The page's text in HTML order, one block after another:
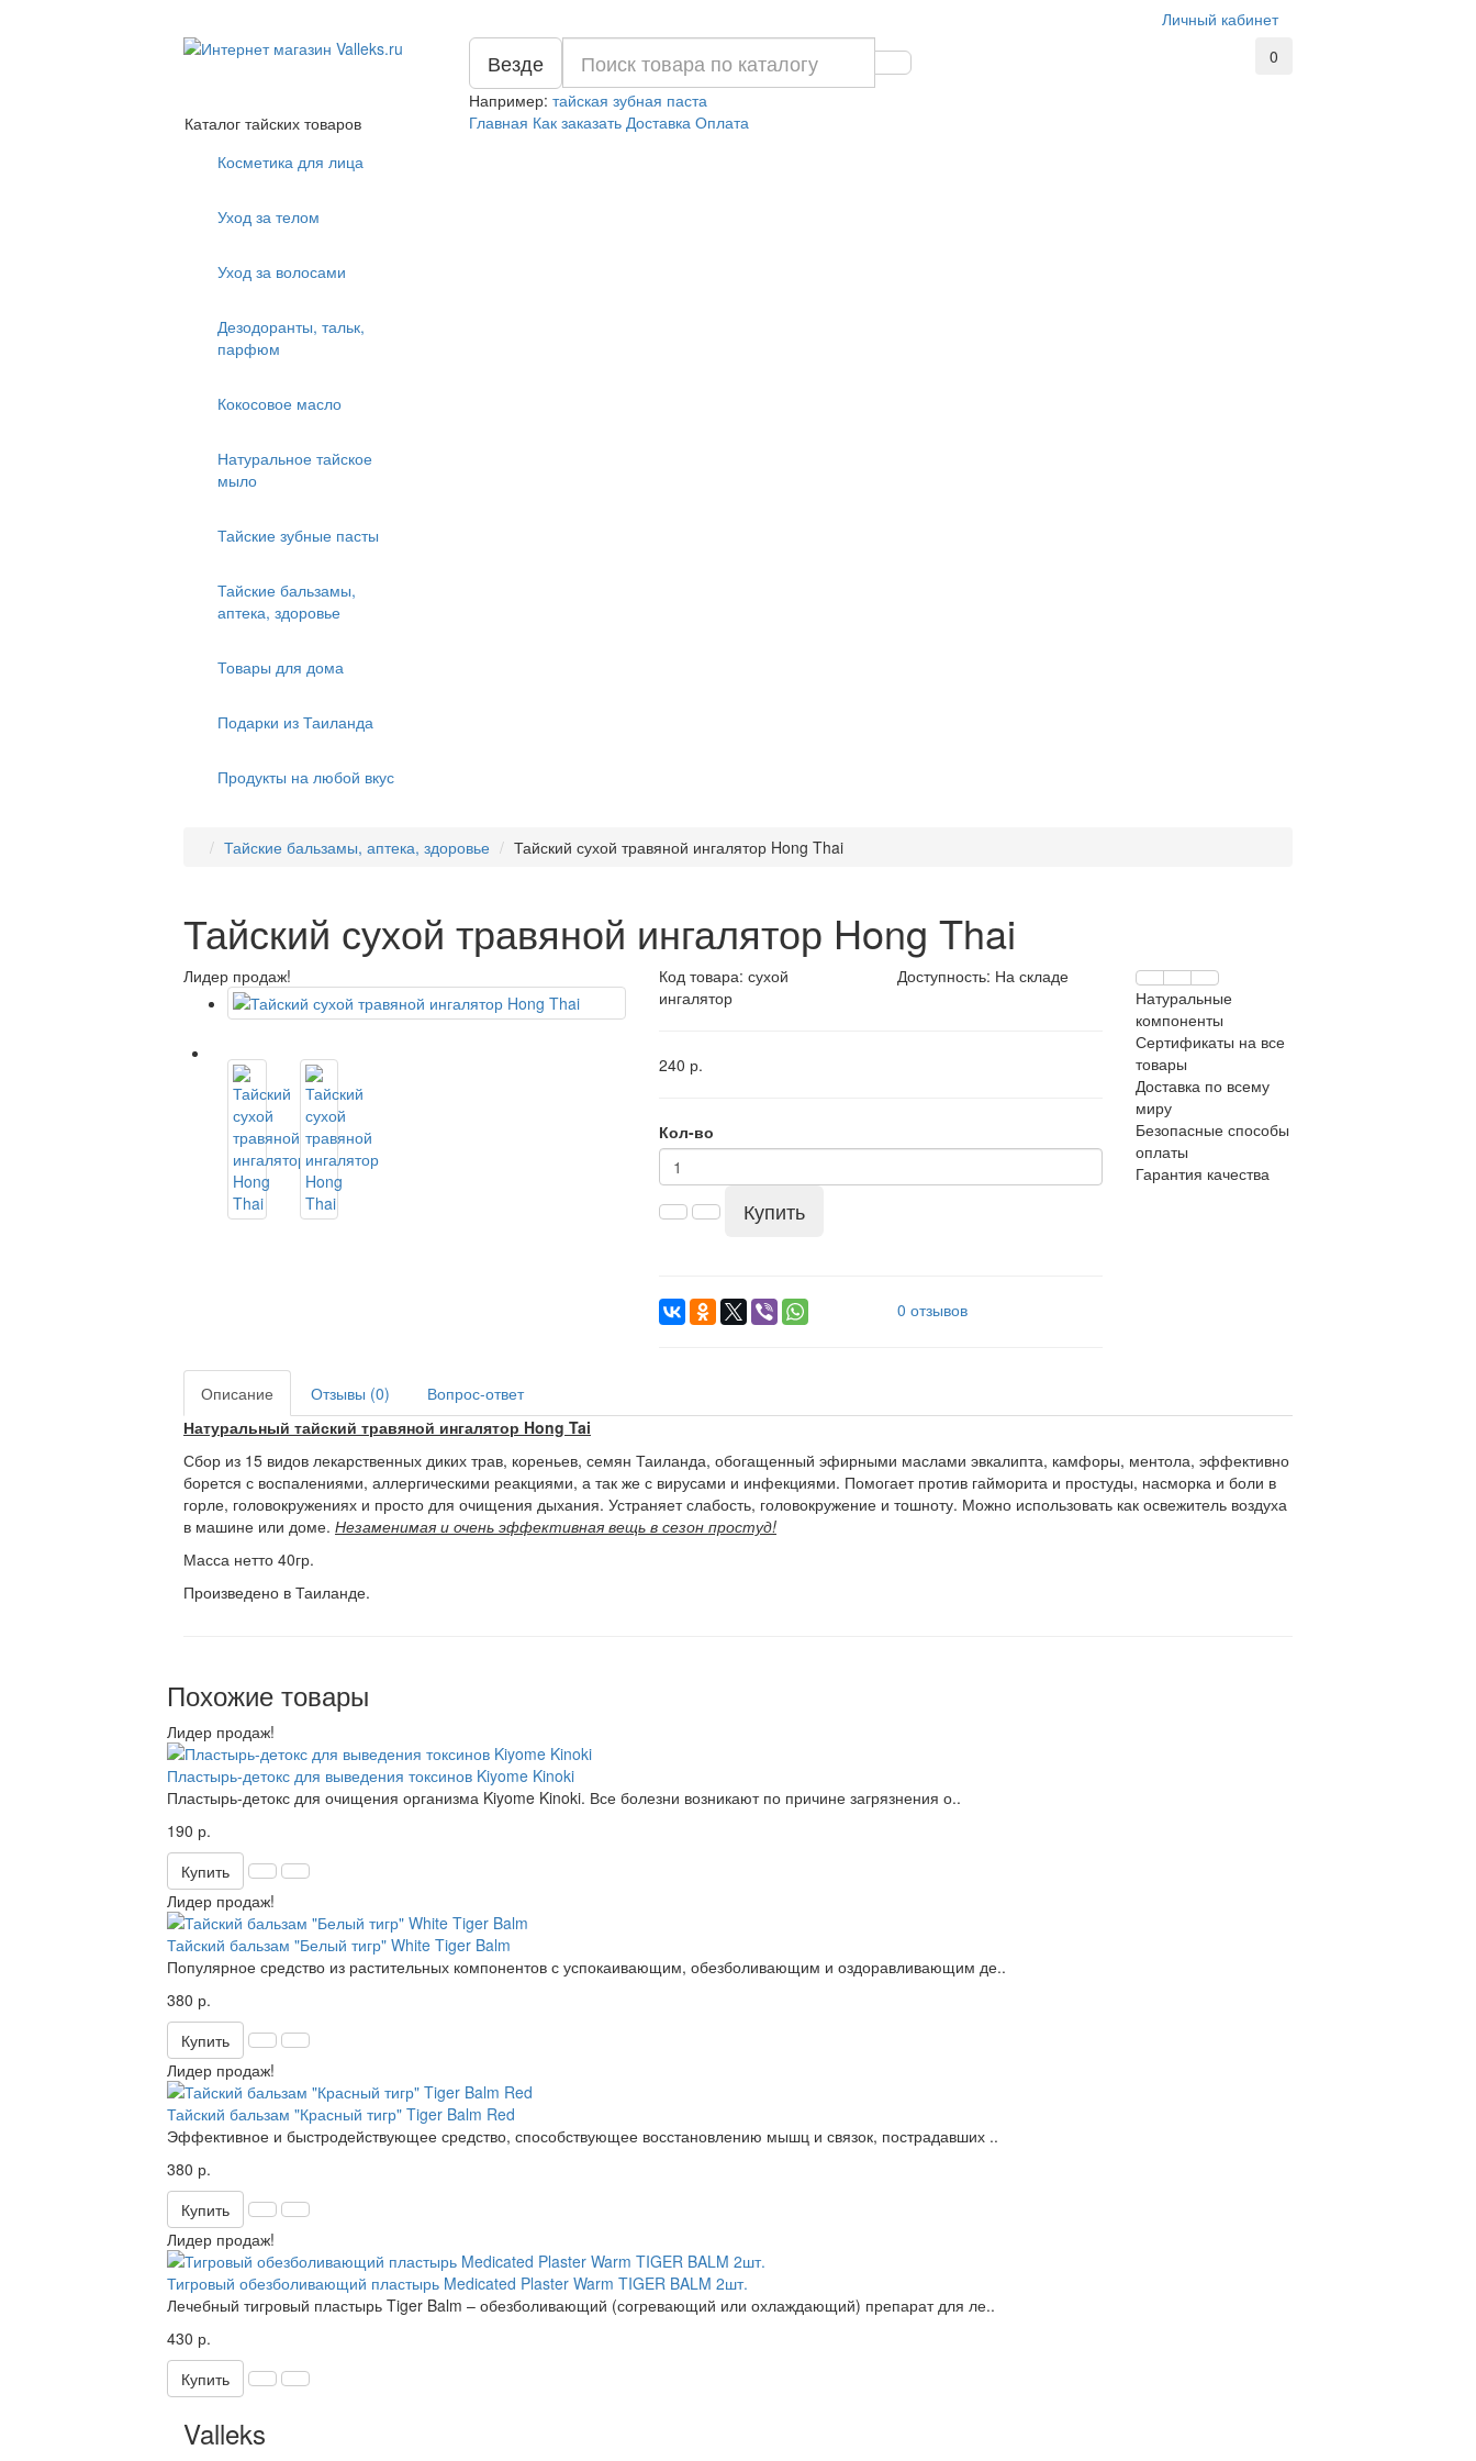
Личный кабинет
0
Везде
Например: тайская зубная паста
Главная Как заказать Доставка Оплата
Каталог тайских товаров
Косметика для лица
Уход за телом
Уход за волосами
Дезодоранты, тальк,
парфюм
Кокосовое масло
Натуральное тайское
мыло
Тайские зубные пасты
Тайские бальзамы,
аптека, здоровье
Товары для дома
Подарки из Таиланда
Продукты на любой вкус
Тайские бальзамы, аптека, здоровье Тайский сухой травяной ингалятор Hong Thai
Тайский сухой травяной ингалятор Hong Thai
Лидер продаж! Код товара:сухой
ингалятор
Доступность: На складе
240 р.
Кол-во
Купить
0 отзывов
Натуральные
компоненты
Сертификаты на все
товары
Доставка по всему
миру
Безопасные способы
оплаты
Гарантия качества
Описание Отзывы (0)
Вопрос-ответ
Натуральный тайский травяной ингалятор Hong Tai
Сбор из 15 видов лекарственных диких трав, кореньев, семян Таиланда, обогащенный эфирными маслами эвкалипта, камфоры, ментола, эффективно
борется с воспалениями, аллергическими реакциями, а так же с вирусами и инфекциями. Помогает против гайморита и простуды, насморка и боли в
горле, головокружениях и просто для очищения дыхания. Устраняет слабость, головокружение и тошноту. Можно использовать как освежитель воздуха
в машине или доме. Незаменимая и очень эффективная вещь в сезон простуд!
Масса нетто 40гр.
Произведено в Таиланде.
Похожие товары
Лидер продаж!
Пластырь-детокс для выведения токсинов Kiyome Kinoki
Пластырь-детокс для очищения организма Kiyome Kinoki. Все болезни возникают по причине загрязнения о..
190 р.
Купить
Лидер продаж!
Тайский бальзам "Белый тигр" White Tiger Balm
Популярное средство из растительных компонентов с успокаивающим, обезболивающим и оздоравливающим де..
380 р.
Купить
Лидер продаж!
Тайский бальзам "Красный тигр" Tiger Balm Red
Эффективное и быстродействующее средство, способствующее восстановлению мышц и связок, пострадавших ..
380 р.
Купить
Лидер продаж!
Тигровый обезболивающий пластырь Medicated Plaster Warm TIGER BALM 2шт.
Лечебный тигровый пластырь Tiger Balm – обезболивающий (согревающий или охлаждающий) препарат для ле..
430 р.
Купить
Valleks